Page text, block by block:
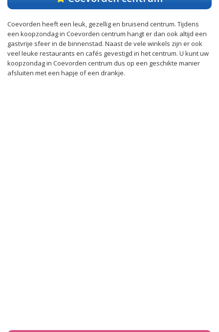
Coevorden heeft een leuk, gezellig en bruisend centrum. Tijdens
een koopzondag in Coevorden centrum hangt er dan ook altijd een
gastvrije sfeer in de binnenstad. Naast de vele winkels zijn er ook
veel leuke restaurants en cafés gevestigd in het centrum. U kunt uw
koopzondag in Coevorden centrum dus op een geschikte manier
afsluiten met een hapje of een drankje.